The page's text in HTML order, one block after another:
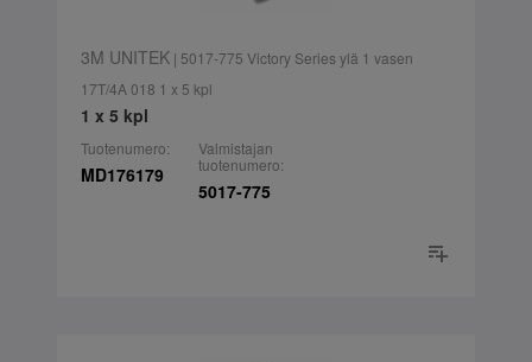
3M UNITEK| 5017-775 Victory Series ylä 1 vasen
17T/4A 018 1 x 5 kpl
1 x 5 kpl
Tuotenumero:
MD176179
Valmistajan
tuotenumero:
5017-775